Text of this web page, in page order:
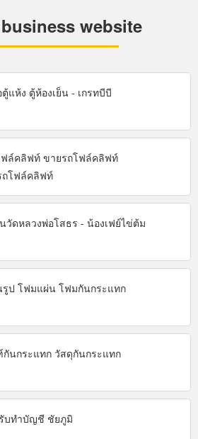
website
แห้ง ตู้ห้องเย็น - เกรทบีบี
ฟล์คลิฟท์ ขายรถโฟล์คลิฟท์
ถโฟล์คลิฟท์
วัดหลวงพ่อโสธร - น้องเฟย์ไข่ต้ม
ป โฟมแผ่น โฟมกันกระแทก
นกระแทก วัสดุกันกระแทก
บทำบัญชี ชัยภูมิ